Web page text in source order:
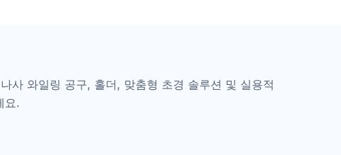
사 와일링 공구, 홀더, 맞춤형 초경 솔루션 및 실용적
요.